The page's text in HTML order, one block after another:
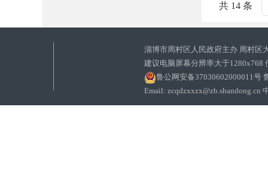
共 14 条
淄博市周村区人民政府主办 周村区
建议电脑屏幕分辨率大于1280x768
鲁公网安备37030602000011号
Email: zcqdzxxzx@zb.shandong.cn